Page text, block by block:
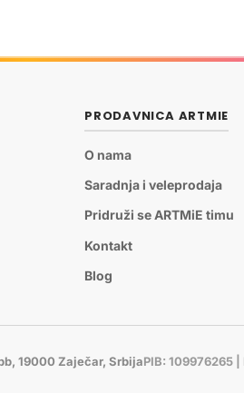
PRODAVNICA ARTMIE
O nama
Saradnja i veleprodaja
Pridruži se ARTMiE timu
Kontakt
Blog
19000 Zaječar, SrbijaPIB: 109976265 |